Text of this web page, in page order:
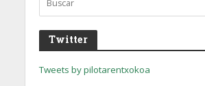
Twitter
Tweets by pilotarentxokoa